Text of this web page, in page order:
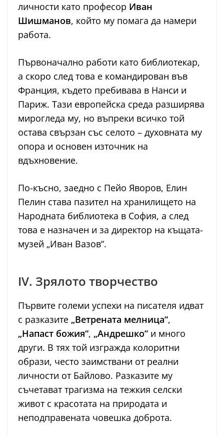
личности като професор Иван
Шишманов, който му помага да намери
работа.
Първоначално работи като библиотекар,
а скоро след това е командирован във
Франция, където пребивава в Нанси и
Париж. Тази европейска среда разширява
мирогледа му, но въпреки всичко той
остава свързан със селото – духовната му
опора и основен източник на
вдъхновение.
По-късно, заедно с Пейо Яворов, Елин
Пелин става пазител на хранилището на
Народната библиотека в София, а след
това е назначен и за директор на къщата-
музей „Иван Вазов“.
IV. Зрялото творчество
Първите големи успехи на писателя идват
с разказите „Ветрената мелница“,
„Напаст божия“, „Андрешко“ и много
други. В тях той изгражда колоритни
образи, често заимствани от реални
личности от Байлово. Разказите му
съчетават трагизма на тежкия селски
живот с красотата на природата и
неподправената човешка доброта.